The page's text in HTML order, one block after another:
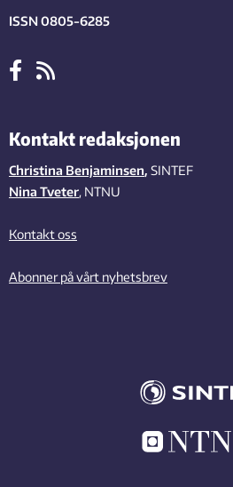
ISSN 0805-6285
Kontakt redaksjonen
Christina Benjaminsen, SINTEF
Nina Tveter, NTNU
Kontakt oss
Abonner på vårt nyhetsbrev